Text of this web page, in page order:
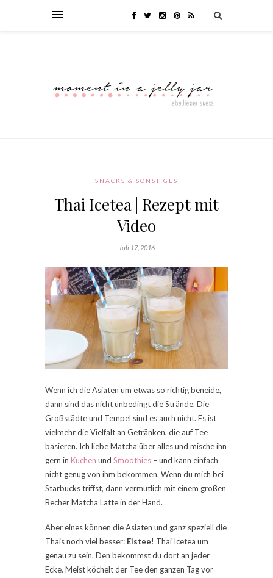
SNACKS & SONSTIGES
Thai Icetea | Rezept mit
Video
Juli 17, 2016
Wenn ich die Asiaten um etwas so richtig beneide,
dann sind das nicht unbedingt die Strände. Die
Großstädte und Tempel sind es auch nicht. Es ist
vielmehr die Vielfalt an Getränken, die auf Tee
basieren. Ich liebe Matcha über alles und mische ihn
gern in Kuchen und Smoothies – und kann einfach
nicht genug von ihm bekommen. Wenn du mich bei
Starbucks triffst, dann vermutlich mit einem großen
Becher Matcha Latte in der Hand.
Aber eines können die Asiaten und ganz speziell die
Thais noch viel besser: Eistee! Thai Icetea um
genau zu sein. Den bekommst du dort an jeder
Ecke. Meist köchelt der Tee den ganzen Tag vor